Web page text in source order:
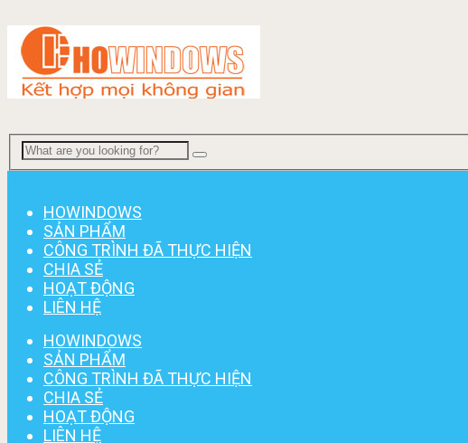
HOWINDOWS
SẢN PHẨM
CÔNG TRÌNH ĐÃ THỰC HIỆN
CHIA SẺ
HOẠT ĐỘNG
LIÊN HỆ
HOWINDOWS
SẢN PHẨM
CÔNG TRÌNH ĐÃ THỰC HIỆN
CHIA SẺ
HOẠT ĐỘNG
LIÊN HỆ